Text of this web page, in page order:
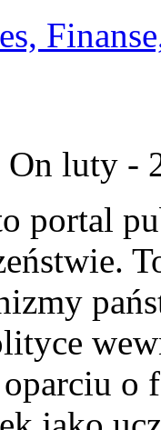
On luty -
portal
oparciu